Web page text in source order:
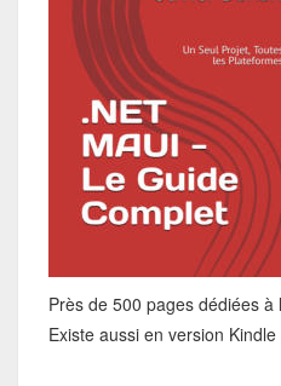
Près de 500 pages dédiées à
Existe aussi en version